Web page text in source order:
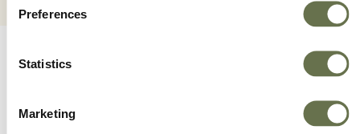
Preferences
Statistics
Marketing